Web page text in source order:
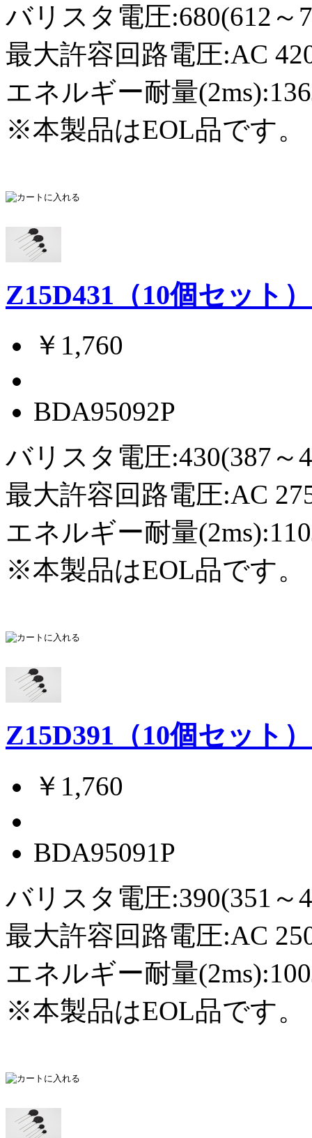
バリスタ電圧:680(612～
最大許容回路電圧:AC
エネルギー耐量
※本製品はEOL品です。
Z15D431（10個セット
￥1,760
BDA95092P
バリスタ電圧:430(387～
最大許容回路電圧:AC
エネルギー耐量
※本製品はEOL品です。
Z15D391（10個セット
￥1,760
BDA95091P
バリスタ電圧:390(351～
最大許容回路電圧:AC
エネルギー耐量
※本製品はEOL品です。